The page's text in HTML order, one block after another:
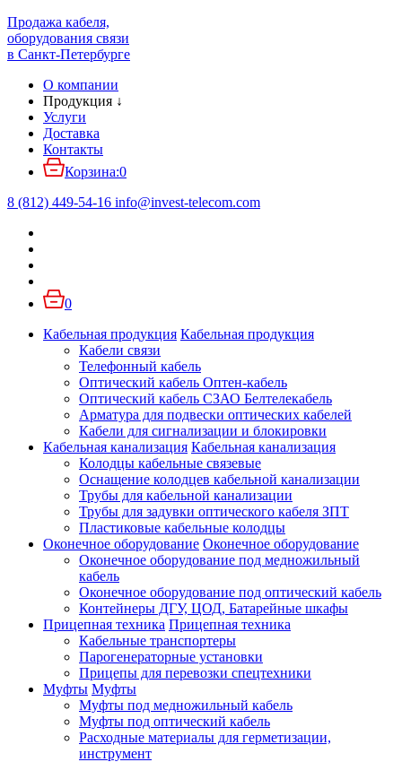
Продажа кабеля,
оборудования связи
в Санкт-Петербурге
О компании
Продукция ↓
Услуги
Доставка
Контакты
Корзина:0
8 (812) 449-54-16 info@invest-telecom.com
0
Кабельная продукция Кабельная продукция
Кабели связи
Телефонный кабель
Оптический кабель Оптен-кабель
Оптический кабель СЗАО Белтелекабель
Арматура для подвески оптических кабелей
Кабели для сигнализации и блокировки
Кабельная канализация Кабельная канализация
Колодцы кабельные связевые
Оснащение колодцев кабельной канализации
Трубы для кабельной канализации
Трубы для задувки оптического кабеля ЗПТ
Пластиковые кабельные колодцы
Оконечное оборудование Оконечное оборудование
Оконечное оборудование под медножильный
кабель
Оконечное оборудование под оптический кабель
Контейнеры ДГУ, ЦОД, Батарейные шкафы
Прицепная техника Прицепная техника
Кабельные транспортеры
Парогенераторные установки
Прицепы для перевозки спецтехники
Муфты Муфты
Муфты под медножильный кабель
Муфты под оптический кабель
Расходные материалы для герметизации,
инструмент